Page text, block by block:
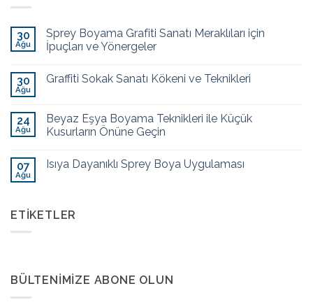
30
Ağu
Sprey Boyama Grafiti Sanatı Meraklıları için
İpuçları ve Yönergeler
30
Ağu
Graffiti Sokak Sanatı Kökeni ve Teknikleri
24
Ağu
Beyaz Eşya Boyama Teknikleri ile Küçük
Kusurların Önüne Geçin
07
Ağu
Isıya Dayanıklı Sprey Boya Uygulaması
ETIKETLER
BÜLTENIMIZE ABONE OLUN